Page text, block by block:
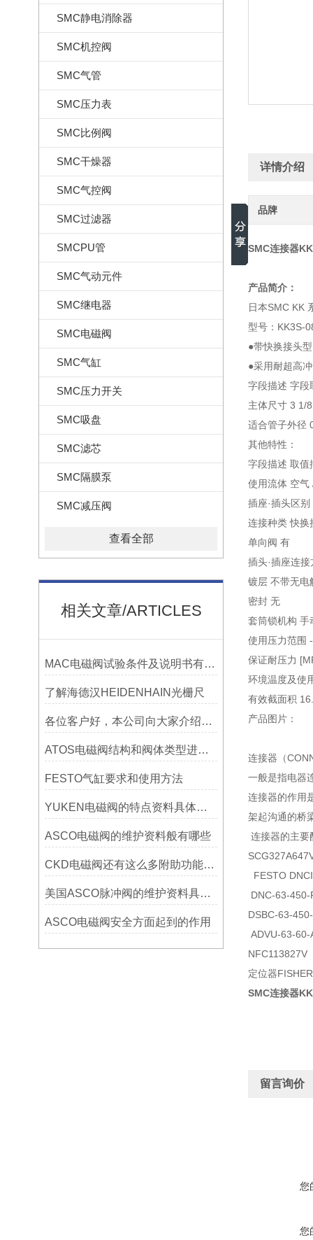
SMC静电消除器
SMC机控阀
SMC气管
SMC压力表
SMC比例阀
SMC干燥器
SMC气控阀
SMC过滤器
SMCPU管
SMC气动元件
SMC继电器
SMC电磁阀
SMC气缸
SMC压力开关
SMC吸盘
SMC滤芯
SMC隔膜泵
SMC减压阀
查看全部
相关文章/ARTICLES
MAC电磁阀试验条件及说明书有哪些
了解海德汉HEIDENHAIN光栅尺
各位客户好，本公司向大家介绍ASCO电磁阀没有噪音工作更轻松有什么效果
ATOS电磁阀结构和阀体类型进行分类有这几种情况！
FESTO气缸要求和使用方法
YUKEN电磁阀的特点资料具体分为哪些
ASCO电磁阀的维护资料般有哪些
CKD电磁阀还有这么多附助功能，你知道吗？
美国ASCO脉冲阀的维护资料具体有哪些
ASCO电磁阀安全方面起到的作用
详情介绍
品牌
SMC连接器
产品简介：
日本SMC KK
型号：KK3S-
●带快换接头
●采用耐超高
字段描述 字段
主体尺寸 3 1/8
适合管子外径
其他特性：
字段描述 取值
使用流体 空气
插座·插头区别
连接种类 快换
单向阀 有
插头·插座连
镀层 不带无电
密封 无
套筒锁机构 手
使用压力范围
保证耐压力
环境温度及使
有效截面积
产品图片：
连接器（
一般是指电器
连接器的作用
架起沟通的桥
连接器的主要
FESTO
DNC-63-
DSBC-63-
ADVU-63-
NFC113827V
定位器
SMC连接器
留言询价
您
您